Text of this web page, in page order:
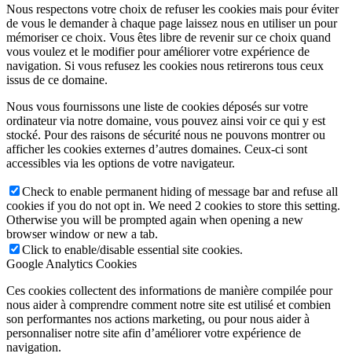
Nous respectons votre choix de refuser les cookies mais pour éviter
de vous le demander à chaque page laissez nous en utiliser un pour
mémoriser ce choix. Vous êtes libre de revenir sur ce choix quand
vous voulez et le modifier pour améliorer votre expérience de
navigation. Si vous refusez les cookies nous retirerons tous ceux
issus de ce domaine.
Nous vous fournissons une liste de cookies déposés sur votre
ordinateur via notre domaine, vous pouvez ainsi voir ce qui y est
stocké. Pour des raisons de sécurité nous ne pouvons montrer ou
afficher les cookies externes d’autres domaines. Ceux-ci sont
accessibles via les options de votre navigateur.
Check to enable permanent hiding of message bar and refuse all
cookies if you do not opt in. We need 2 cookies to store this setting.
Otherwise you will be prompted again when opening a new
browser window or new a tab.
Click to enable/disable essential site cookies.
Google Analytics Cookies
Ces cookies collectent des informations de manière compilée pour
nous aider à comprendre comment notre site est utilisé et combien
son performantes nos actions marketing, ou pour nous aider à
personnaliser notre site afin d’améliorer votre expérience de
navigation.